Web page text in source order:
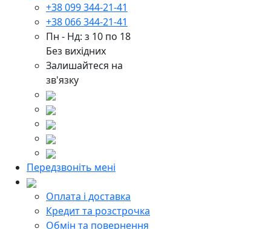
+38 099 344-21-41
+38 066 344-21-41
Пн - Нд: з 10 по 18
Без вихідних
Залишайтеся на
зв'язку
Передзвоніть мені
Оплата і доставка
Кредит та розстрочка
Обмін та повернення